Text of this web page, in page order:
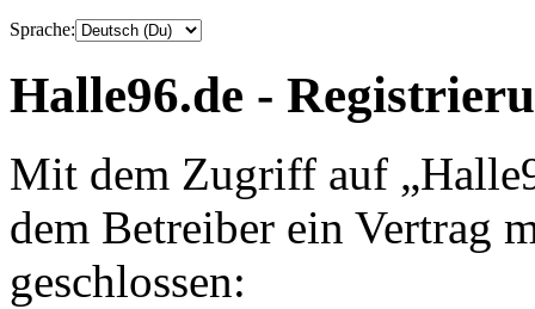
Sprache:
Halle96.de -
Mit dem Zugriff auf
dem Betreiber ein Vertrag
geschlossen: